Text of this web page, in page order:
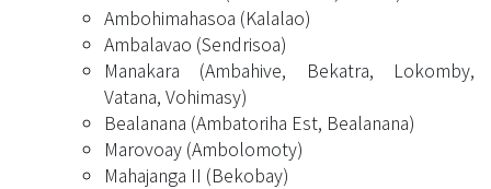
Ambohimahasoa (Kalalao)
Ambalavao (Sendrisoa)
Manakara (Ambahive, Bekatra, Lokomby,
Vatana, Vohimasy)
Bealanana (Ambatoriha Est, Bealanana)
Marovoay (Ambolomoty)
Mahajanga II (Bekobay)